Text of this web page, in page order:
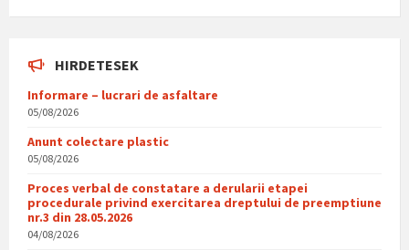
HIRDETESEK
Informare – lucrari de asfaltare
05/08/2026
Anunt colectare plastic
05/08/2026
Proces verbal de constatare a derularii etapei
procedurale privind exercitarea dreptului de preemptiune
nr.3 din 28.05.2026
04/08/2026